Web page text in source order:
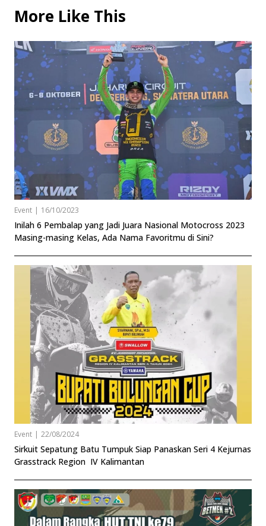
More Like This
Event | 16/10/2023
Inilah 6 Pembalap yang Jadi Juara Nasional Motocross 2023
Masing-masing Kelas, Ada Nama Favoritmu di Sini?
Event | 22/08/2024
Sirkuit Sepatung Batu Tumpuk Siap Panaskan Seri 4 Kejurnas
Grasstrack Region IV Kalimantan